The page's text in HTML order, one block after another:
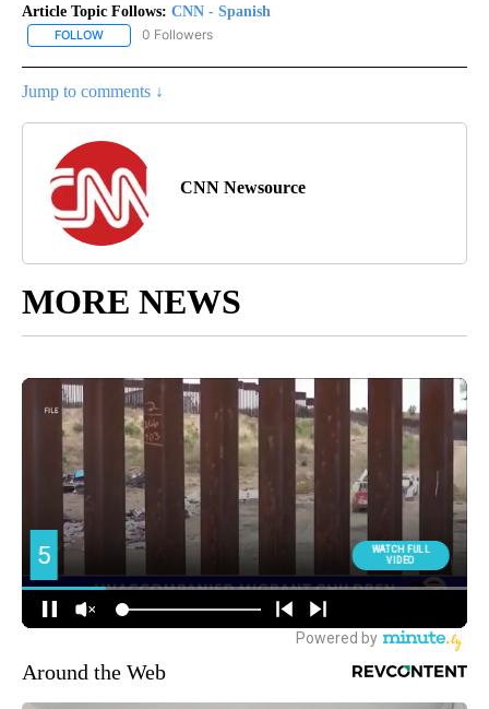
Article Topic Follows: CNN - Spanish
FOLLOW FOLLOW "CNN - SPANISH" TO RECEIVE NOTIFICATIONS ABOUT
0 Followers
Jump to comments ↓
CNN Newsource
MORE NEWS
Around the Web